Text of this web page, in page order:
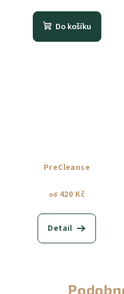
Do košíku
PreCleanse
od 420 Kč
Detail